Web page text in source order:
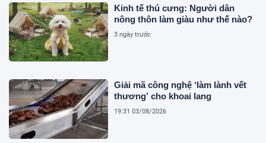
Kinh tế thú cưng: Người dân
nông thôn làm giàu như thế nào?
3 ngày trước
Giải mã công nghệ ‘làm lành vết
thương’ cho khoai lang
19:31 03/08/2026